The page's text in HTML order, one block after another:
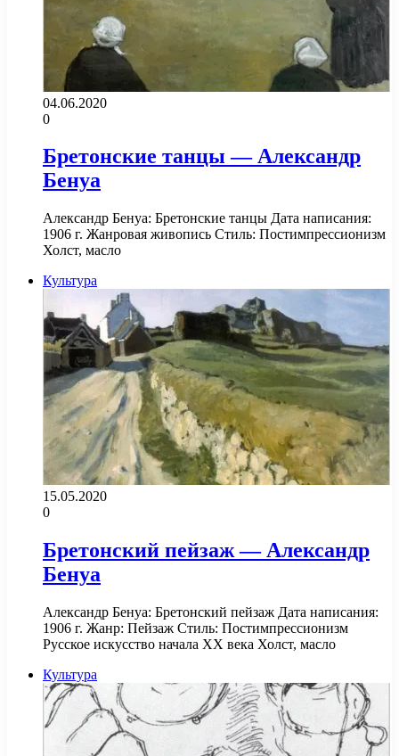
04.06.2020
0
Бретонские танцы — Александр
Бенуа
Александр Бенуа: Бретонские танцы Дата написания:
1906 г. Жанровая живопись Стиль: Постимпрессионизм
Холст, масло
Культура
15.05.2020
0
Бретонский пейзаж — Александр
Бенуа
Александр Бенуа: Бретонский пейзаж Дата написания:
1906 г. Жанр: Пейзаж Стиль: Постимпрессионизм
Русское искусство начала XX века Холст, масло
Культура